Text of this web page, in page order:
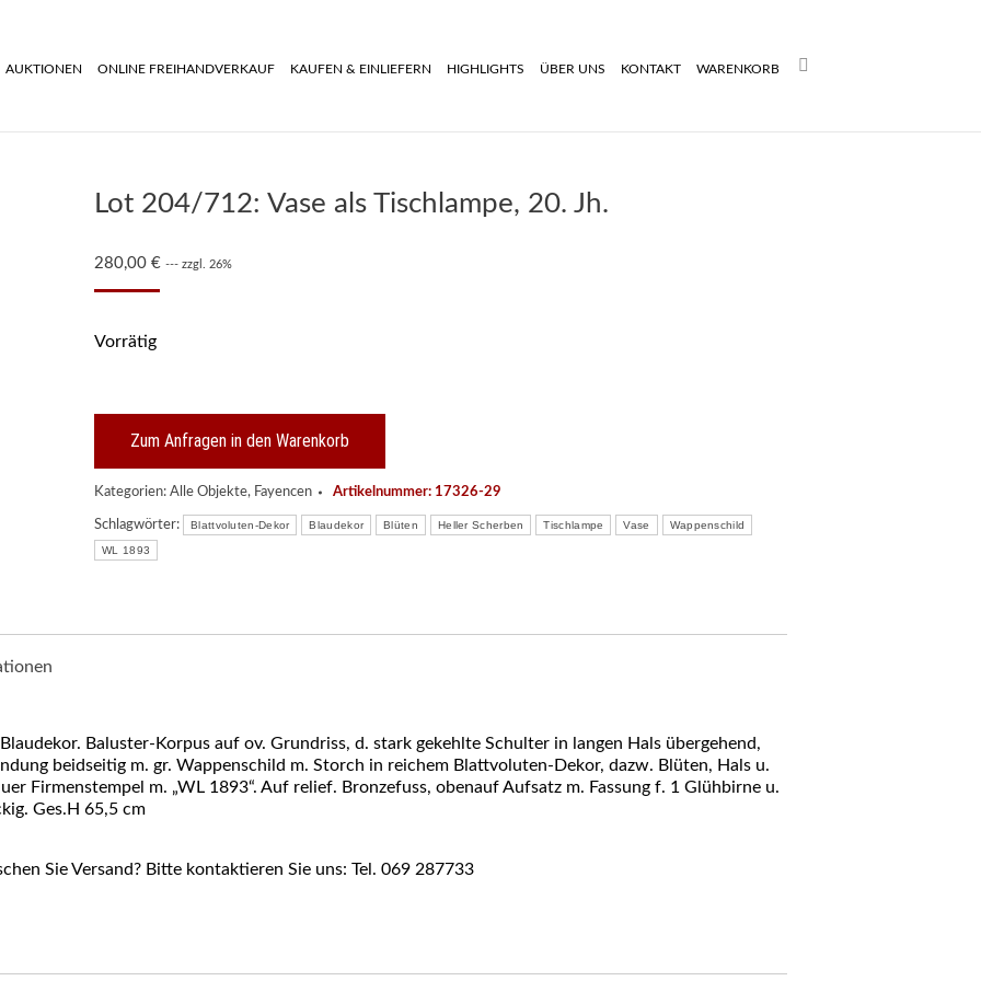
AUKTIONEN ONLINE FREIHANDVERKAUF KAUFEN & EINLIEFERN HIGHLIGHTS ÜBER UNS KONTAKT WARENKORB Search:
Lot 204/712: Vase als Tischlampe, 20. Jh.
280,00 € --- zzgl. 26%
Vorrätig
Zum Anfragen in den Warenkorb
Kategorien: Alle Objekte, Fayencen Artikelnummer: 17326-29
Schlagwörter: Blattvoluten-Dekor Blaudekor Blüten Heller Scherben Tischlampe Vase Wappenschild
WL 1893
Baluster-Korpus auf ov. Grundriss, d. stark gekehlte Schulter in langen Hals übergehend,
beidseitig m. gr. Wappenschild m. Storch in reichem Blattvoluten-Dekor, dazw. Blüten, Hals u.
Firmenstempel m. „WL 1893“. Auf relief. Bronzefuss, obenauf Aufsatz m. Fassung f. 1 Glühbirne u.
Ges.H 65,5 cm
Sie Versand? Bitte kontaktieren Sie uns: Tel. 069 287733